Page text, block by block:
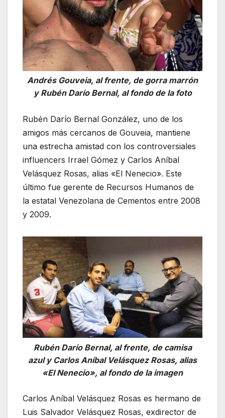
Andrés Gouveia, al frente, de gorra marrón
y Rubén Darío Bernal, al fondo de la foto
Rubén Darío Bernal González, uno de los
amigos más cercanos de Gouveia, mantiene
una estrecha amistad con los controversiales
influencers Irrael Gómez y Carlos Aníbal
Velásquez Rosas, alias «El Nenecio». Este
último fue gerente de Recursos Humanos de
la estatal Venezolana de Cementos entre 2008
y 2009.
Rubén Darío Bernal, al frente, de camisa
azul y Carlos Aníbal Velásquez Rosas, alias
«El Nenecio», al fondo de la imagen
Carlos Aníbal Velásquez Rosas es hermano de
Luis Salvador Velásquez Rosas, exdirector de